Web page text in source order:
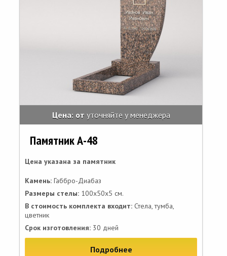
Цена: от уточняйте у менеджера
Памятник А-48
Цена указана за памятник
Камень: Габбро-Диабаз
Размеры стелы: 100х50х5 см.
В стоимость комплекта входит: Стела, тумба,
цветник
Срок изготовления: 30 дней
Подробнее